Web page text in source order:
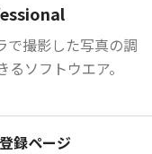
で撮影した写真の調
ソフトウエア。
録ページ